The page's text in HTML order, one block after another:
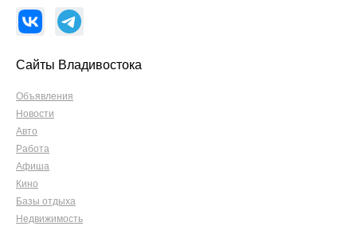
Сайты Владивостока
Объявления
Новости
Авто
Работа
Афиша
Кино
Базы отдыха
Недвижимость